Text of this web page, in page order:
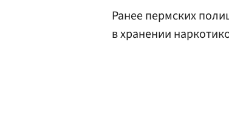
Ранее пермских
в хранении